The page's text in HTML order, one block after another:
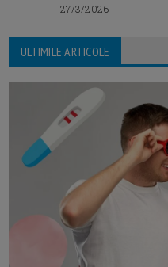
27/3/2026
ULTIMILE ARTICOLE